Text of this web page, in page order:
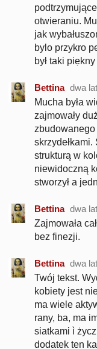
otwieraniu.
jak
bylo przykro
był taki
Bettina dwa
Mucha była
zajmowały
skrzydełkami.
strukturą w
niewidoczną
stworzył a
Bettina dwa
Zajmowała
bez finezji.
Bettina dwa
Twój tekst.
kobiety jest
ma wiele
rany, ba, ma
siatkami ì
dodatek ten